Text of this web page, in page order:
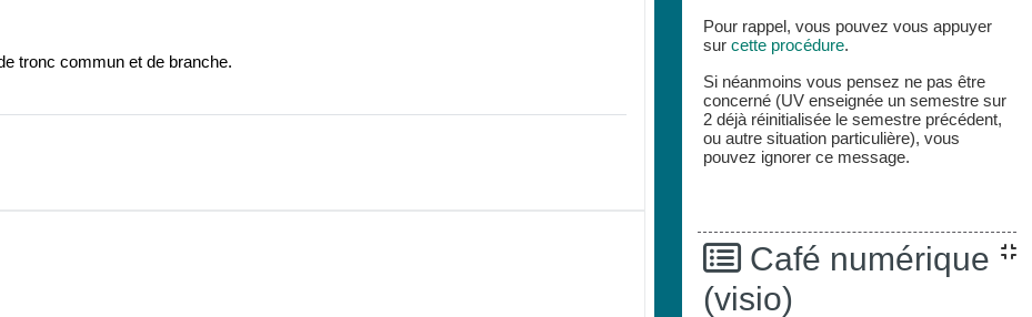
Pour rappel, vous pouvez vous appuyer
surcette procédure.
Si néanmoins vous pensez ne pas être
concerné (UV enseignée un semestre sur
2 déjà réinitialisée le semestre précédent,
ou autre situation particulière), vous
pouvez ignorer ce message.
Café numérique
(visio)
tronc commun et de branche.